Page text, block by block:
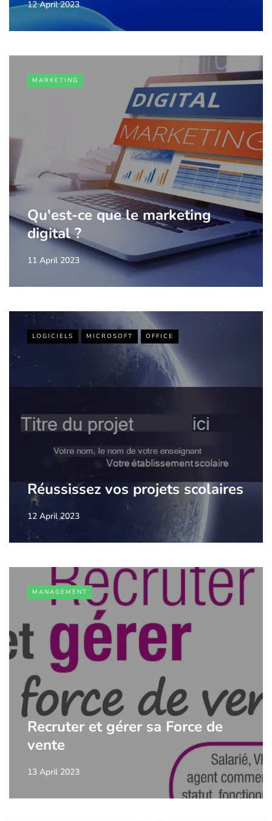
12 April 2023
MARKETING
Qu'est-ce que le marketing
digital ?
11 April 2023
LOGICIELS MICROSOFT OFFICE
Réussissez vos projets scolaires
12 April 2023
MANAGEMENT
Recruter et gérer sa Force de
vente
13 April 2023